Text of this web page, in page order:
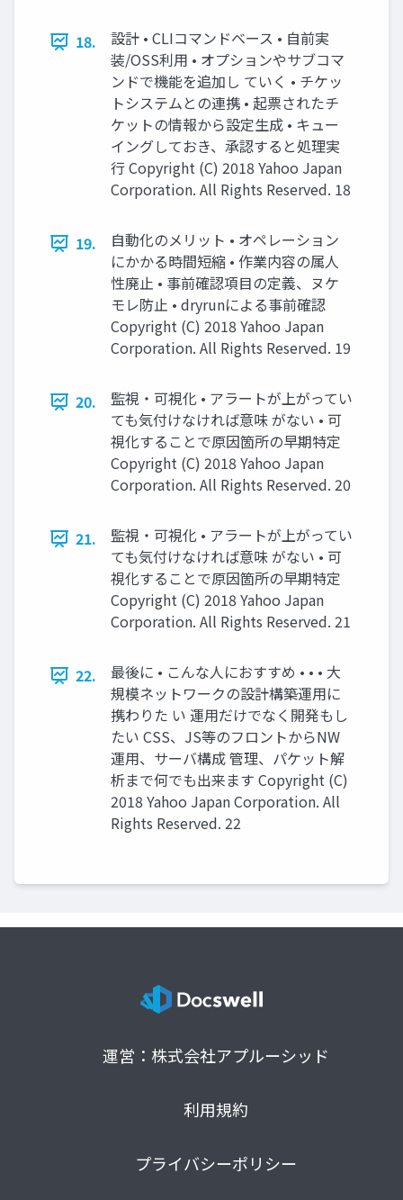
18.
設計 • CLIコマンドベース • 自前実
装/OSS利用 • オプションやサブコマ
ンドで機能を追加し ていく • チケッ
トシステムとの連携 • 起票されたチ
ケットの情報から設定生成 • キュー
イングしておき、承認すると処理実
行 Copyright (C) 2018 Yahoo Japan
Corporation. All Rights Reserved. 18
19.
自動化のメリット • オペレーション
にかかる時間短縮 • 作業内容の属人
性廃止 • 事前確認項目の定義、ヌケ
モレ防止 • dryrunによる事前確認
Copyright (C) 2018 Yahoo Japan
Corporation. All Rights Reserved. 19
20.
監視・可視化 • アラートが上がってい
ても気付けなければ意味 がない • 可
視化することで原因箇所の早期特定
Copyright (C) 2018 Yahoo Japan
Corporation. All Rights Reserved. 20
21.
監視・可視化 • アラートが上がってい
ても気付けなければ意味 がない • 可
視化することで原因箇所の早期特定
Copyright (C) 2018 Yahoo Japan
Corporation. All Rights Reserved. 21
22.
最後に • こんな人におすすめ • • • 大
規模ネットワークの設計構築運用に
携わりた い 運用だけでなく開発もし
たい CSS、JS等のフロントからNW
運用、サーバ構成 管理、パケット解
析まで何でも出来ます Copyright (C)
2018 Yahoo Japan Corporation. All
Rights Reserved. 22
運営：株式会社アプルーシッド
利用規約
プライバシーポリシー